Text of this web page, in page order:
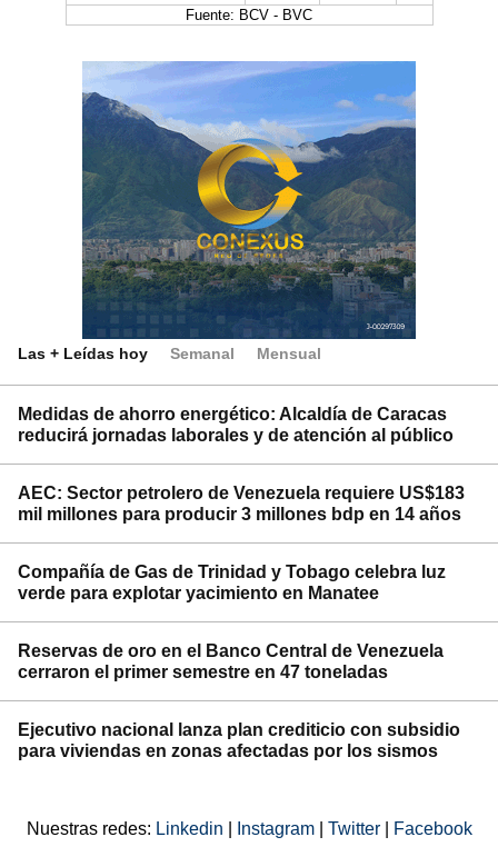
Fuente: BCV - BVC
Las + Leídas hoy Semanal Mensual
Medidas de ahorro energético: Alcaldía de Caracas
reducirá jornadas laborales y de atención al público
AEC: Sector petrolero de Venezuela requiere US$183
mil millones para producir 3 millones bdp en 14 años
Compañía de Gas de Trinidad y Tobago celebra luz
verde para explotar yacimiento en Manatee
Reservas de oro en el Banco Central de Venezuela
cerraron el primer semestre en 47 toneladas
Ejecutivo nacional lanza plan crediticio con subsidio
para viviendas en zonas afectadas por los sismos
Nuestras redes: Linkedin Instagram Twitter Facebook